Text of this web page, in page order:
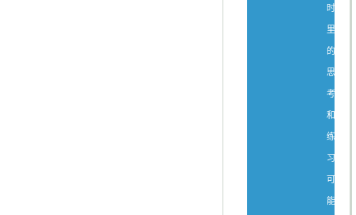
时
里
的
思
考
和
练
习，
可
能